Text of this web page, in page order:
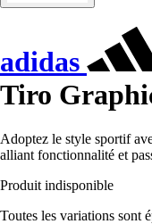
adidas
Tiro
Adoptez le style sportif
alliant fonctionnalité et
Produit indisponible
Toutes les variations sont